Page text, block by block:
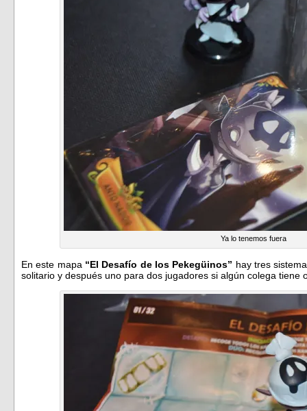
Ya lo tenemos fuera
En este mapa “El Desafío de los Pekegüinos” hay tres
solitario y después uno para dos jugadores si algún colega tiene